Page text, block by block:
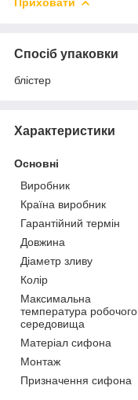
Спосіб упаковки
блістер
Характеристики
Основні
Виробник
Країна виробник
Гарантійний термін
Довжина
Діаметр зливу
Колір
Максимальна
температура робочого
середовища
Матеріал сифона
Монтаж
Призначення сифона